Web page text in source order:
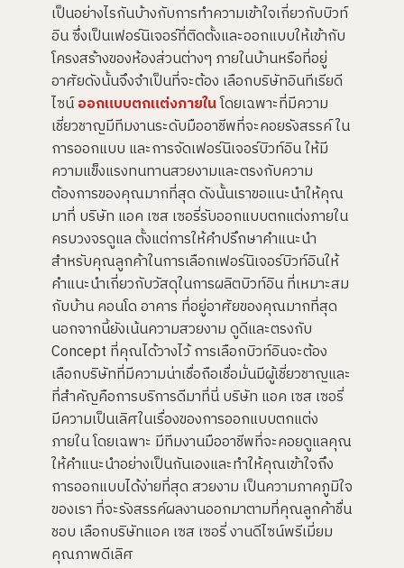
เป็นอย่างไรกันบ้างกับการทำความเข้าใจเกี่ยวกับบิวท์
อิน ซึ่งเป็นเฟอร์นิเจอร์ที่ติดตั้งและออกแบบให้เข้ากับ
โครงสร้างของห้องส่วนต่างๆ ภายในบ้านหรือที่อยู่
อาศัยดังนั้นจึงจำเป็นที่จะต้อง เลือกบริษัทอินทีเรียดี
ไซน์ออกแบบตกแต่งภายในโดยเฉพาะที่มีความ
เชี่ยวชาญมีทีมงานระดับมืออาชีพที่จะคอยรังสรรค์ ใน
การออกแบบ และการจัดเฟอร์นิเจอร์บิวท์อิน ให้มี
ความแข็งแรงทนทานสวยงามและตรงกับความ
ต้องการของคุณมากที่สุด ดังนั้นเราขอแนะนำให้คุณ
มาที่ บริษัท แอค เซส เซอรี่รับออกแบบตกแต่งภายใน
ครบวงจรดูแล ตั้งแต่การให้คำปรึกษาคำแนะนำ
สำหรับคุณลูกค้าในการเลือกเฟอร์นิเจอร์บิวท์อินให้
คำแนะนำเกี่ยวกับวัสดุในการผลิตบิวท์อิน ที่เหมาะสม
กับบ้าน คอนโด อาคาร ที่อยู่อาศัยของคุณมากที่สุด
นอกจากนี้ยังเน้นความสวยงาม ดูดีและตรงกับ
Concept ที่คุณได้วางไว้ การเลือกบิวท์อินจะต้อง
เลือกบริษัทที่มีความน่าเชื่อถือเชื่อมั่นมีผู้เชี่ยวชาญและ
ที่สำคัญคือการบริการดีมาที่นี่ บริษัท แอค เซส เซอรี่
มีความเป็นเลิศในเรื่องของการออกแบบตกแต่ง
ภายใน โดยเฉพาะ มีทีมงานมืออาชีพที่จะคอยดูแลคุณ
ให้คำแนะนำอย่างเป็นกันเองและทำให้คุณเข้าใจถึง
การออกแบบได้ง่ายที่สุด สวยงาม เป็นความภาคภูมิใจ
ของเรา ที่จะรังสรรค์ผลงานออกมาตามที่คุณลูกค้าชื่น
ชอบ เลือกบริษัทแอค เซส เซอรี่ งานดีไซน์พรีเมี่ยม
คุณภาพดีเลิศ